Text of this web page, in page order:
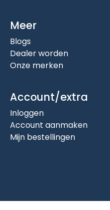
Meer
Blogs
Dealer worden
Onze merken
Account/extra
Inloggen
Account aanmaken
Mijn bestellingen